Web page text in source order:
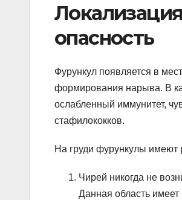
опасность
Фурункул появляется в
формирования нарыва. В
ослабленный иммунитет,
стафилококков.
На груди фурункулы имеют
Чирей никогда не
Данная область